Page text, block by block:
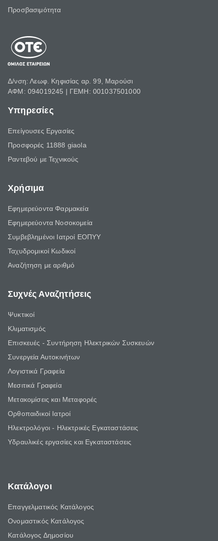
Προσβασιμότητα
Δ/νση: Λεωφ. Κηφισίας αρ. 99, Μαρούσι
ΑΦΜ: 094019245 | ΓΕΜΗ: 001037501000
Υπηρεσίες
Επείγουσες Εργασίες
Προσφορές 11888 giaola
Ραντεβού με Τεχνικούς
Χρήσιμα
Εφημερεύοντα Φαρμακεία
Εφημερεύοντα Νοσοκομεία
Συμβεβλημένοι Ιατροί ΕΟΠΥΥ
Ταχυδρομικοί Κωδικοί
Αναζήτηση με αριθμό
Συχνές Αναζητήσεις
Ψυκτικοί
Κλιματισμός
Επισκευές - Συντήρηση Ηλεκτρικών Συσκευών
Συνεργεία Αυτοκινήτων
Λογιστικά Γραφεία
Μεσιτικά Γραφεία
Μετακομίσεις και Μεταφορές
Ορθοπαιδικοί Ιατροί
Ηλεκτρολόγοι - Ηλεκτρικές Εγκαταστάσεις
Υδραυλικές εργασίες και Εγκαταστάσεις
Κατάλογοι
Επαγγελματικός Κατάλογος
Ονομαστικός Κατάλογος
Κατάλογος Δημοσίου